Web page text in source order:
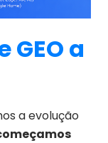
GEO a
a evolução